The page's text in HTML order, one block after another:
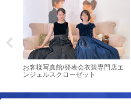
お客様写真館/発表会衣装専門店エ
ンジェルスクローゼット